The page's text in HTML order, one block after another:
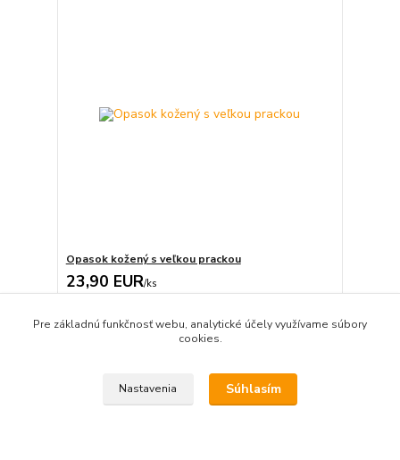
Opasok kožený s veľkou prackou
23,90 EUR/ks
Pre základnú funkčnosť webu, analytické účely využívame súbory
cookies.
Nastavenia Súhlasím